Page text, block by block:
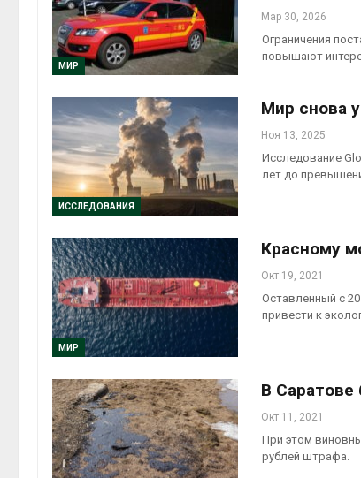
МИР
Мар 30, 2026
Ограничения
повышают
ИССЛЕДОВАНИЯ
Мир снова
Ноя 13, 2025
Исследование
лет до
МИР
Красному
Окт 19, 2021
Оставленный с
привести к
В
Окт 11, 2021
При этом
рублей штрафа.